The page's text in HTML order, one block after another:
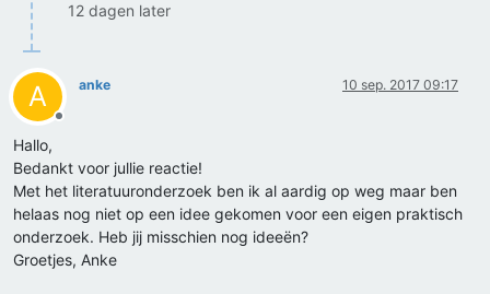
12 dagen later
A
Offline
anke 10 sep. 2017 09:17
Hallo,
Bedankt voor jullie reactie!
Met het literatuuronderzoek ben ik al aardig op weg maar ben
helaas nog niet op een idee gekomen voor een eigen praktisch
onderzoek. Heb jij misschien nog ideeën?
Groetjes, Anke